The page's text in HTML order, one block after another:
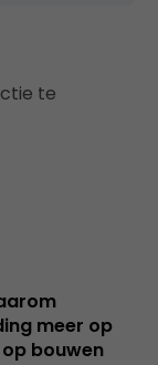
te
meer op
bouwen